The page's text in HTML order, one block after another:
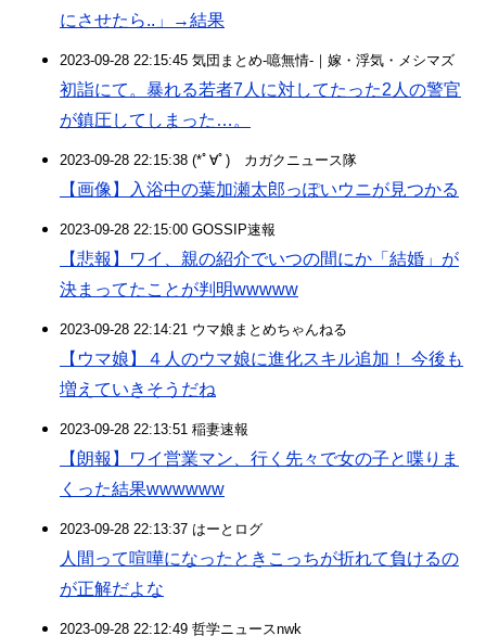
にさせたら..」→結果
2023-09-28 22:15:45 気団まとめ-噫無情-｜嫁・浮気・メシマズ
初詣にて。暴れる若者7人に対してたった2人の警官
が鎮圧してしまった…。
2023-09-28 22:15:38 (*ﾟ∀ﾟ)ゞカガクニュース隊
【画像】入浴中の葉加瀬太郎っぽいウニが見つかる
2023-09-28 22:15:00 GOSSIP速報
【悲報】ワイ、親の紹介でいつの間にか「結婚」が
決まってたことが判明wwwww
2023-09-28 22:14:21 ウマ娘まとめちゃんねる
【ウマ娘】４人のウマ娘に進化スキル追加！ 今後も
増えていきそうだね
2023-09-28 22:13:51 稲妻速報
【朗報】ワイ営業マン、行く先々で女の子と喋りま
くった結果wwwwww
2023-09-28 22:13:37 はーとログ
人間って喧嘩になったときこっちが折れて負けるの
が正解だよな
2023-09-28 22:12:49 哲学ニュースnwk